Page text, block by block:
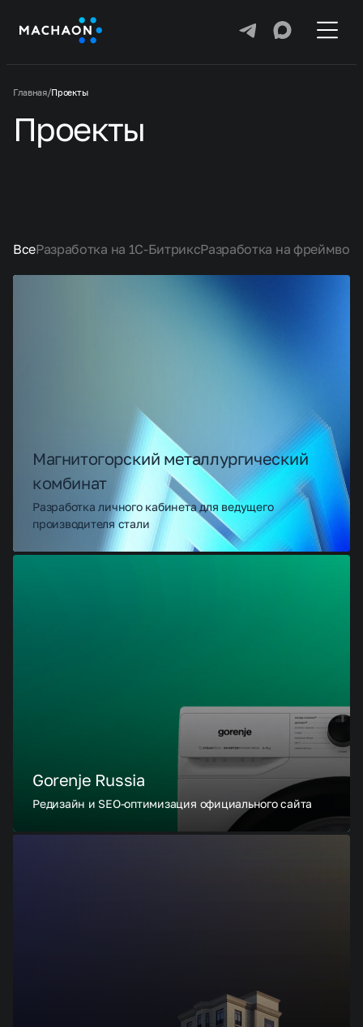
Главная/Проекты
Проекты
ВсеРазработка на 1С-БитриксРазработка на
Магнитогорский металлургический
комбинат
Разработка личного кабинета для ведущего
производителя стали
Gorenje Russia
Редизайн и SEO-оптимизация официального сайта